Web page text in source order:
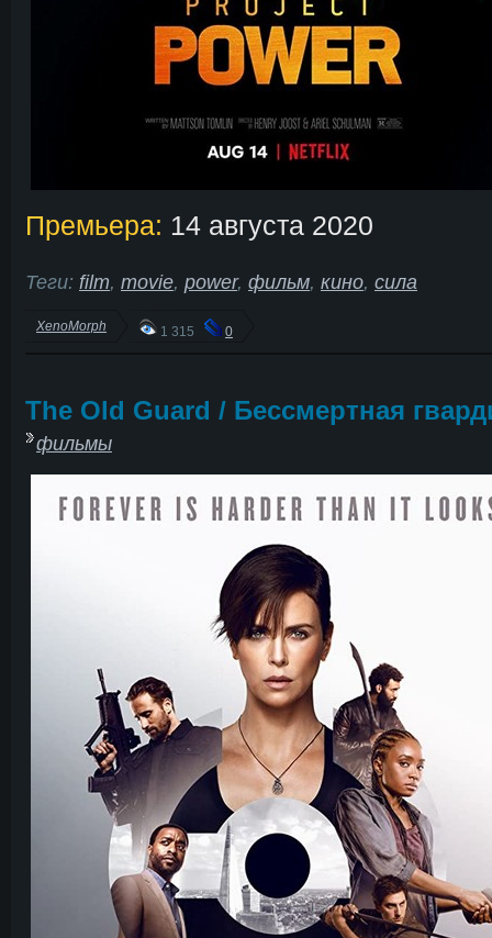
Премьера: 14 августа 2020
Теги: film, movie, power, фильм, кино, сила
XenoMorph 1 315 0
The Old Guard / Бессмертная
фильмы